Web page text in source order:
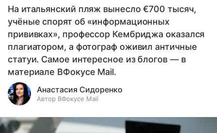
На итальянский пляж вынесло €700 тысяч,
учёные спорят об «информационных
прививках», профессор Кембриджа оказался
плагиатором, а фотограф оживил античные
статуи. Самое интересное из блогов — в
материале ВФокусе Mail.
Анастасия Сидоренко
Автор ВФокусе Mail